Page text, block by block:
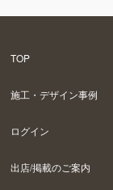
TOP
施工・デザイン事例
ログイン
出店/掲載のご案内